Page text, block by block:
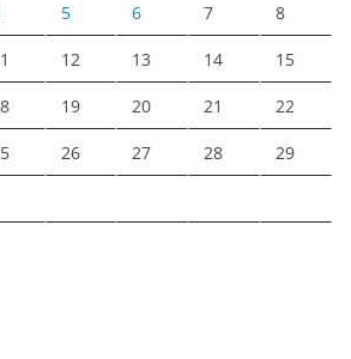
5 6 7 8
12 13 14 15
19 20 21 22
26 27 28 29